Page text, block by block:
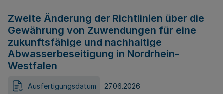
Zweite Änderung der Richtlinien über die
Gewährung von Zuwendungen für eine
zukunftsfähige und nachhaltige
Abwasserbeseitigung in Nordrhein-
Westfalen
Ausfertigungsdatum 27.06.2026